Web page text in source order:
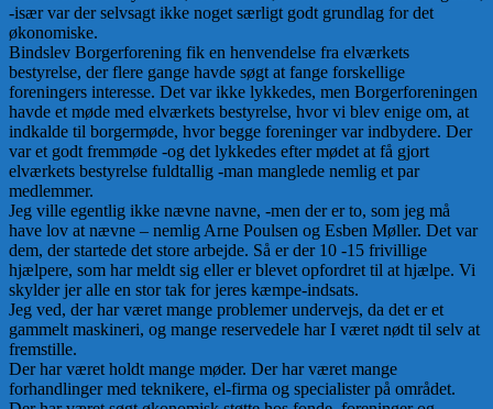
-især var der selvsagt ikke noget særligt godt grundlag for det
økonomiske.
Bindslev Borgerforening fik en henvendelse fra elværkets
bestyrelse, der flere gange havde søgt at fange forskellige
foreningers interesse. Det var ikke lykkedes, men Borgerforeningen
havde et møde med elværkets bestyrelse, hvor vi blev enige om, at
indkalde til borgermøde, hvor begge foreninger var indbydere. Der
var et godt fremmøde -og det lykkedes efter mødet at få gjort
elværkets bestyrelse fuldtallig -man manglede nemlig et par
medlemmer.
Jeg ville egentlig ikke nævne navne, -men der er to, som jeg må
have lov at nævne – nemlig Arne Poulsen og Esben Møller. Det var
dem, der startede det store arbejde. Så er der 10 -15 frivillige
hjælpere, som har meldt sig eller er blevet opfordret til at hjælpe. Vi
skylder jer alle en stor tak for jeres kæmpe-indsats.
Jeg ved, der har været mange problemer undervejs, da det er et
gammelt maskineri, og mange reservedele har I været nødt til selv at
fremstille.
Der har været holdt mange møder. Der har været mange
forhandlinger med teknikere, el-firma og specialister på området.